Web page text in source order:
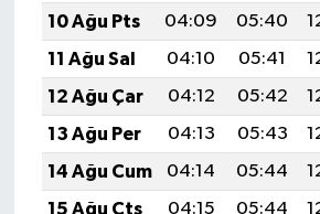
10 Ağu Pts
04:09 05:40
11 Ağu Sal
04:10 05:41
12 Ağu Çar
04:12 05:42
13 Ağu Per
04:13 05:43
14 Ağu Cum
04:14 05:44
15 Ağu Cts
04:15 05:44